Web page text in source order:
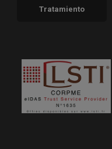
nueva)
Tratamiento